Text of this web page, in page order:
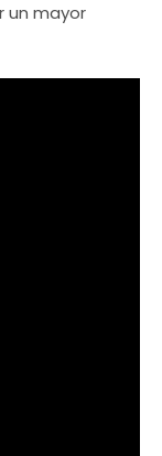
un mayor